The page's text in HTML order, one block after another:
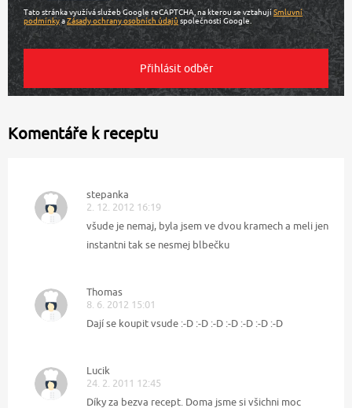
Tato stránka využívá služeb Google reCAPTCHA, na kterou se vztahujíSmluvní
podmínkyaZásady ochrany osobních údajů společnosti Google.
Komentáře k receptu
stepanka
2. 12. 2012 16:19
všude je nemaj, byla jsem ve dvou kramech a meli jen
instantni tak se nesmej blbečku
Thomas
8. 6. 2012 15:01
Dají se koupit vsude :-D :-D :-D :-D :-D :-D :-D
Lucik
24. 2. 2011 12:45
Díky za bezva recept. Doma jsme si všichni moc